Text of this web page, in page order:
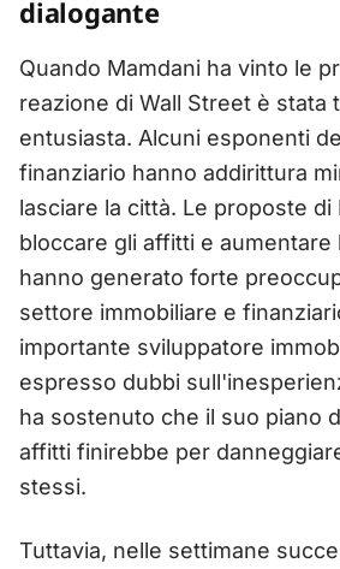
dialogante
Quando Mamdani ha vinto le
reazione di Wall Street è stata
entusiasta. Alcuni esponenti
finanziario hanno addirittura
lasciare la città. Le proposte di
bloccare gli affitti e aumentare
hanno generato forte
settore immobiliare e
importante sviluppatore
espresso dubbi
ha sostenuto che il suo piano
affitti finirebbe per
stessi.
Tuttavia, nelle settimane